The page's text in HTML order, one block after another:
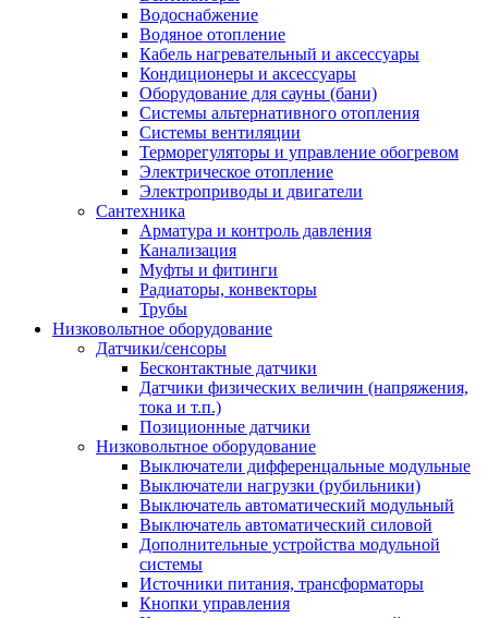
Водоснабжение
Водяное отопление
Кабель нагревательный и аксессуары
Кондиционеры и аксессуары
Оборудование для сауны (бани)
Системы альтернативного отопления
Системы вентиляции
Терморегуляторы и управление обогревом
Электрическое отопление
Электроприводы и двигатели
Сантехника
Арматура и контроль давления
Канализация
Муфты и фитинги
Радиаторы, конвекторы
Трубы
Низковольтное оборудование
Датчики/сенсоры
Бесконтактные датчики
Датчики физических величин (напряжения,
тока и т.п.)
Позиционные датчики
Низковольтное оборудование
Выключатели дифференцальные модульные
Выключатели нагрузки (рубильники)
Выключатель автоматический модульный
Выключатель автоматический силовой
Дополнительные устройства модульной
системы
Источники питания, трансформаторы
Кнопки управления